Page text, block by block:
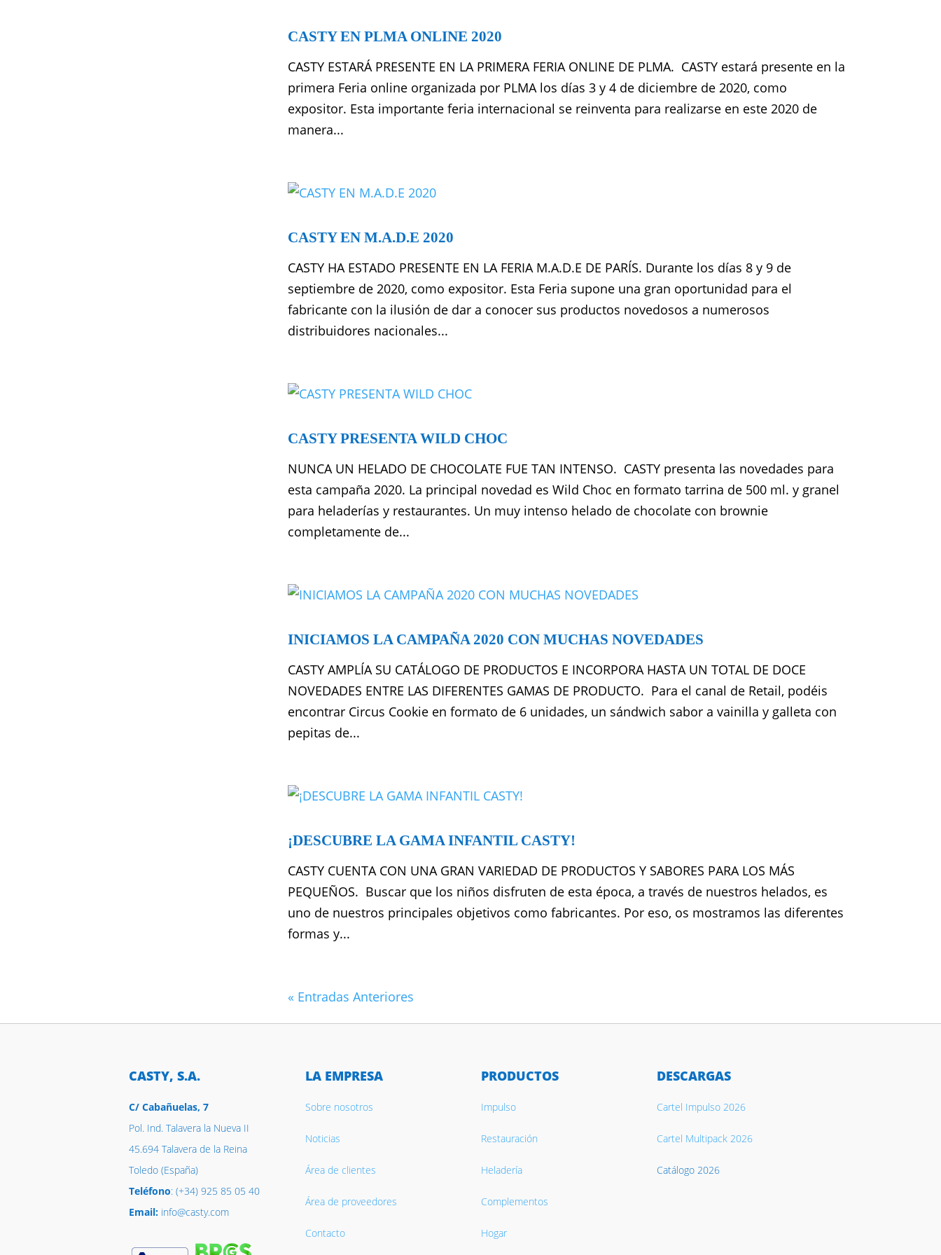
CASTY EN PLMA ONLINE 2020
CASTY ESTARÁ PRESENTE EN LA PRIMERA FERIA ONLINE DE PLMA. CASTY estará presente en la
primera Feria online organizada por PLMA los días 3 y 4 de diciembre de 2020, como
expositor. Esta importante feria internacional se reinventa para realizarse en este 2020 de
manera...
CASTY EN M.A.D.E 2020
CASTY HA ESTADO PRESENTE EN LA FERIA M.A.D.E DE PARÍS. Durante los días 8 y 9 de
septiembre de 2020, como expositor. Esta Feria supone una gran oportunidad para el
fabricante con la ilusión de dar a conocer sus productos novedosos a numerosos
distribuidores nacionales...
CASTY PRESENTA WILD CHOC
NUNCA UN HELADO DE CHOCOLATE FUE TAN INTENSO. CASTY presenta las novedades para
esta campaña 2020. La principal novedad es Wild Choc en formato tarrina de 500 ml. y granel
para heladerías y restaurantes. Un muy intenso helado de chocolate con brownie
completamente de...
INICIAMOS LA CAMPAÑA 2020 CON MUCHAS NOVEDADES
CASTY AMPLÍA SU CATÁLOGO DE PRODUCTOS E INCORPORA HASTA UN TOTAL DE DOCE
NOVEDADES ENTRE LAS DIFERENTES GAMAS DE PRODUCTO. Para el canal de Retail, podéis
encontrar Circus Cookie en formato de 6 unidades, un sándwich sabor a vainilla y galleta con
pepitas de...
¡DESCUBRE LA GAMA INFANTIL CASTY!
CASTY CUENTA CON UNA GRAN VARIEDAD DE PRODUCTOS Y SABORES PARA LOS MÁS
PEQUEÑOS. Buscar que los niños disfruten de esta época, a través de nuestros helados, es
uno de nuestros principales objetivos como fabricantes. Por eso, os mostramos las diferentes
formas y...
« Entradas Anteriores
CASTY, S.A.
C/ Cabañuelas, 7
Pol. Ind. Talavera la Nueva II
45.694 Talavera de la Reina
Toledo (España)
Teléfono: (+34) 925 85 05 40
Email: info@casty.com
LA EMPRESA
Sobre nosotros
Noticias
Área de clientes
Área de proveedores
Contacto
PRODUCTOS
Impulso
Restauración
Heladería
Complementos
Hogar
DESCARGAS
Cartel Impulso 2026
Cartel Multipack 2026
Catálogo 2026